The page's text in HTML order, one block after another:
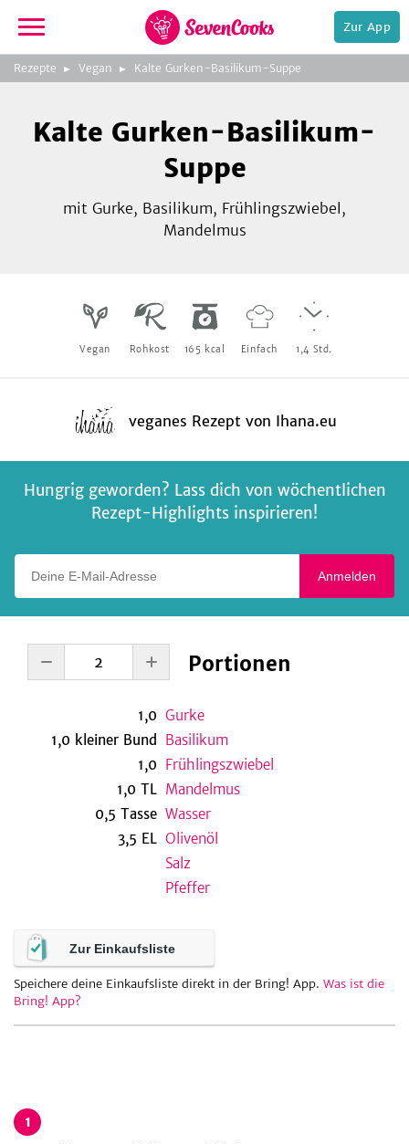
zur
Startseite
Zur App
Rezepte Vegan Kalte Gurken-Basilikum-Suppe
Kalte Gurken-Basilikum-
Suppe
mit Gurke, Basilikum, Frühlingszwiebel,
Mandelmus
Vegan Rohkost 165 kcal Einfach 1,4 Std.
veganes Rezept von Ihana.eu
Hungrig geworden? Lass dich von wöchentlichen
Rezept-Highlights inspirieren!
Anmelden
Portionen
1,0 Gurke
1,0 kleiner Bund
Basilikum
1,0 Frühlingszwiebel
1,0 TL Mandelmus
0,5 Tasse Wasser
3,5 EL Olivenöl
Salz
Pfeffer
Zur Einkaufsliste
Speichere deine Einkaufsliste direkt in der Bring! App. Was ist die
Bring! App?
1